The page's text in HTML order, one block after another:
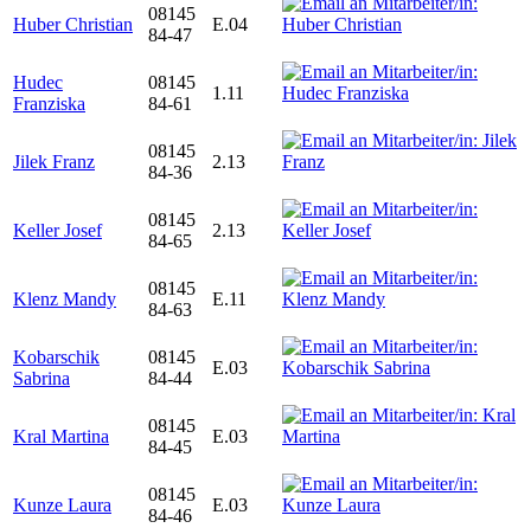
Huber Christian
08145
84-47
E.04
Hudec
Franziska
08145
84-61
1.11
Jilek Franz
08145
84-36
2.13
Keller Josef
08145
84-65
2.13
Klenz Mandy
08145
84-63
E.11
Kobarschik
Sabrina
08145
84-44
E.03
Kral Martina
08145
84-45
E.03
Kunze Laura
08145
84-46
E.03